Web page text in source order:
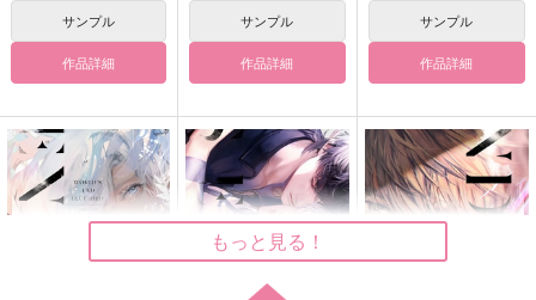
設楽先輩はトモダチ
629円 （税込）
設楽聖司
サンプル
傷恋
1,257円（税込）
桜井琥一×主人公
サンプル
作品詳細
都合のいい話
1,100円（税込）
桜井琉夏×主人公
サンプル
サンプル
作品詳細
サンプル
作品詳細
サンプル
作品詳細
もっと見る！